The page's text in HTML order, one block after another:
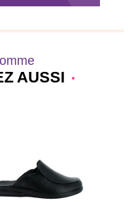
AUSSI